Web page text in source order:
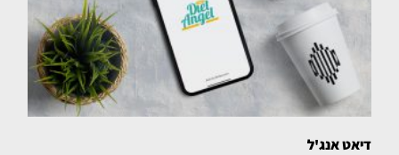
דיאט אנג'ל